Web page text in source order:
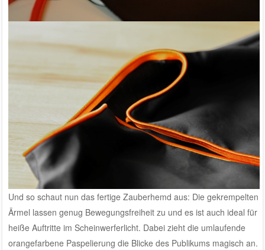
Und so schaut nun das fertige Zauberhemd aus: Die gekrempelten
Ärmel lassen genug Bewegungsfreiheit zu und es ist auch ideal für
heiße Auftritte im Scheinwerferlicht. Dabei zieht die umlaufende
orangefarbene Paspelierung die Blicke des Publikums magisch an.